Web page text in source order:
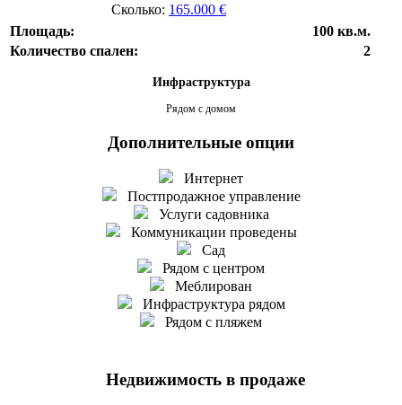
Сколько: 165.000 €
Площадь:
100 кв.м.
Количество спален:
2
Инфраструктура
Рядом с домом
Дополнительные опции
Интернет
Постпродажное управление
Услуги садовника
Коммуникации проведены
Сад
Рядом с центром
Меблирован
Инфраструктура рядом
Рядом с пляжем
Недвижимость в продаже